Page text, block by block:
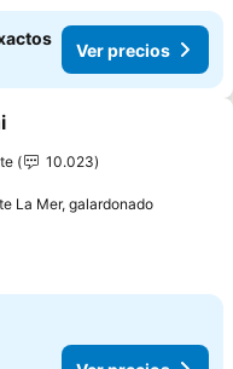
Ver precios
a favoritos
10.023
La Mer, galardonado